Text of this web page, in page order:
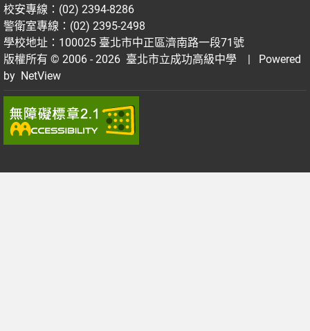
校安專線：(02) 2394-8286
警衛室專線：(02) 2395-2498
學校地址：100025 臺北市中正區濟南路一段71號
版權所有 © 2006 - 2026 臺北市立成功高級中學
| Powered
by NetView